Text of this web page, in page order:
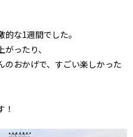
な1週間でした。
ったり、
のおかげで、すごい楽しかった
！